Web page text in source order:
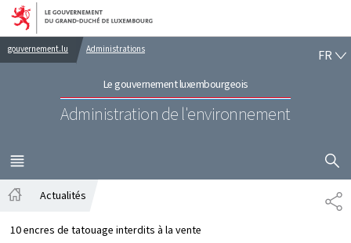
Aller au menu principal
Aller au contenu
gouvernement.lu Administrations
Le gouvernement luxembourgeois
Administration de l'environnement
FR
MENU
PRINCIPAL
Actualités
10 encres de tatouage interdits à la vente